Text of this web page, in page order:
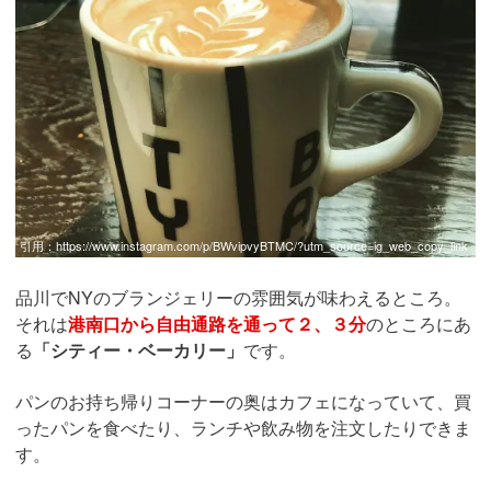
引用：https://www.instagram.com/p/BWvipvyBTMC/?utm_source=ig_web_copy_link
品川でNYのブランジェリーの雰囲気が味わえるところ。
それは港南口から自由通路を通って２、３分のところにあ
る 「シティー・ベーカリー」 です。
パンのお持ち帰りコーナーの奥はカフェになっていて、買
ったパンを食べたり、ランチや飲み物を注文したりできま
す。